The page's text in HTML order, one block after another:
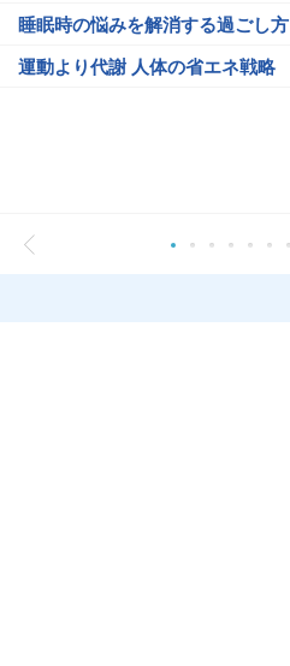
睡眠時の悩みを解消する過ごし方
運動より代謝 人体の省エネ戦略